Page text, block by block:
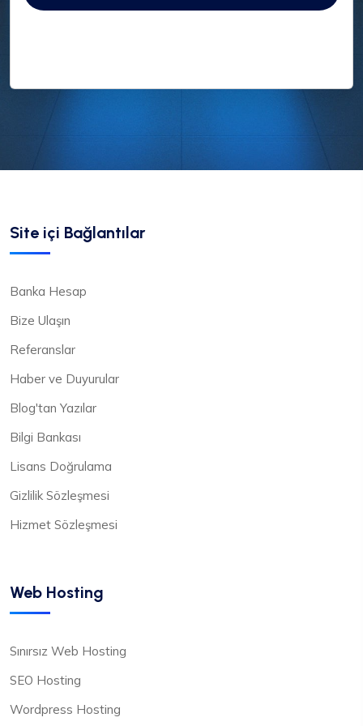
Site içi Bağlantılar
Banka Hesap
Bize Ulaşın
Referanslar
Haber ve Duyurular
Blog'tan Yazılar
Bilgi Bankası
Lisans Doğrulama
Gizlilik Sözleşmesi
Hizmet Sözleşmesi
Web Hosting
Sınırsız Web Hosting
SEO Hosting
Wordpress Hosting